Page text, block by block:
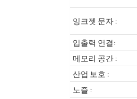
잉크젯 문자 :
입출력 연결:
메모리 공간 :
산업 보호 :
노즐 :